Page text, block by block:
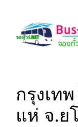
content
กรุงเท
แห่ จ.ย